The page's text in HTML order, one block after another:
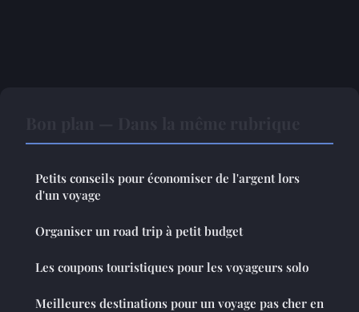
Petits conseils pour économiser de l'argent lors
d'un voyage
Organiser un road trip à petit budget
Les coupons touristiques pour les voyageurs solo
Meilleures destinations pour un voyage pas cher en